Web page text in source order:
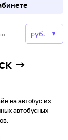
→
на автобус из
автобусных